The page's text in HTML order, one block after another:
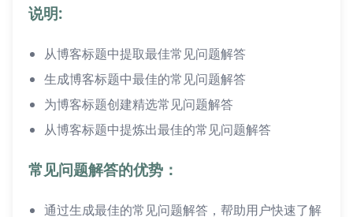
说明:
从博客标题中提取最佳常见问题解答
生成博客标题中最佳的常见问题解答
为博客标题创建精选常见问题解答
从博客标题中提炼出最佳的常见问题解答
常见问题解答的优势：
通过生成最佳的常见问题解答，帮助用户快速了解